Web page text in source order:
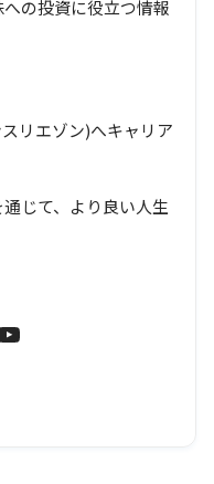
の投資に役立つ情報
リエゾン)へキャリア
じて、より良い人生